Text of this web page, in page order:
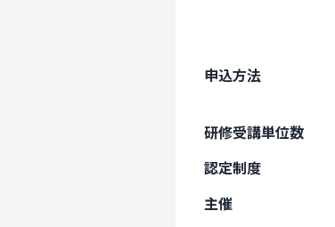
申込方法
研修受講単位数
認定制度
主催